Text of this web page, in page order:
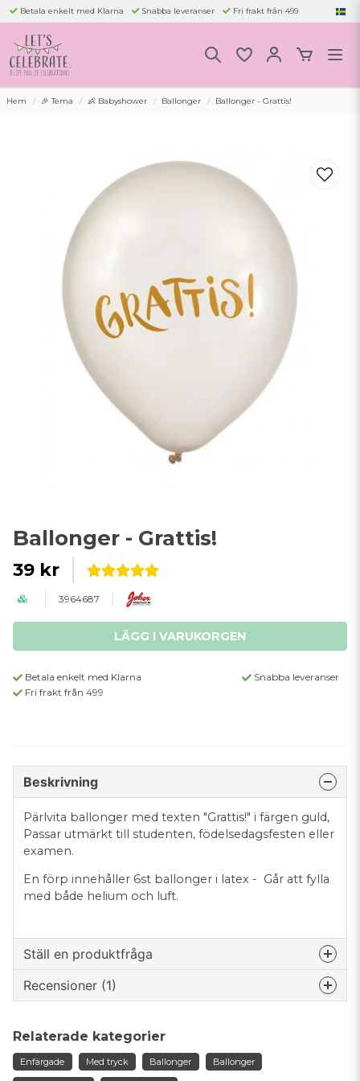
Betala enkelt med Klarna Snabba leveranser Fri frakt från 499
Hem 🎉 Tema 👶 Babyshower Ballonger Ballonger - Grattis!
Ballonger - Grattis!
39 kr
3964687
LÄGG I VARUKORGEN
Betala enkelt med Klarna
Snabba leveranser
Fri frakt från 499
Beskrivning
Pärlvita ballonger med texten "Grattis!" i färgen guld,
Passar utmärkt till studenten, födelsedagsfesten eller
examen.
En förp innehåller 6st ballonger i latex - Går att fylla
med både helium och luft.
Ställ en produktfråga
question
Fråga oss något om denna produkten...
name
Recensioner (1)
Anonym
Relaterade kategorier
Enfärgade Med tryck Ballonger Ballonger